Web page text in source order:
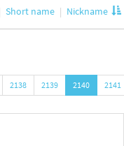
Short name Nickname
2138 2139 2140 2141